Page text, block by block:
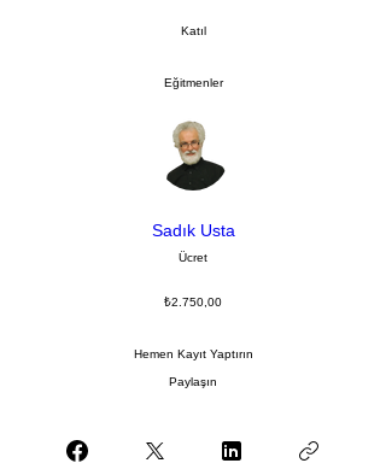
Katıl
Eğitmenler
Sadık Usta
Ücret
₺2.750,00
Hemen Kayıt Yaptırın
Paylaşın